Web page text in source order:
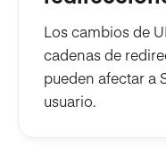
Los cambios de
cadenas de
pueden afectar a
usuario.